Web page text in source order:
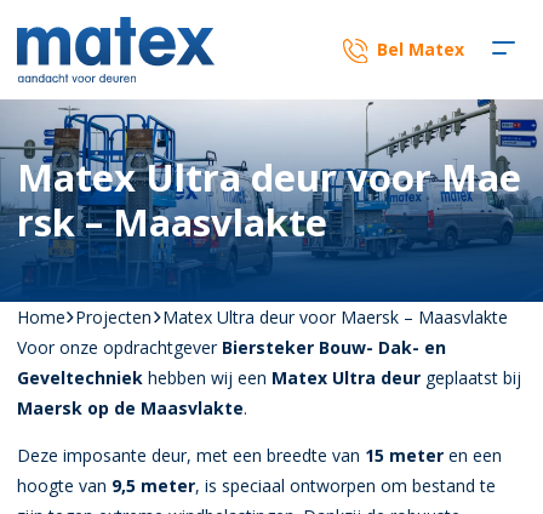
Bel Matex
Matex Ultra deur voor Mae
rsk – Maasvlakte
Home Projecten Matex Ultra deur voor Maersk – Maasvlakte
Voor onze opdrachtgever Biersteker Bouw- Dak- en
Geveltechniek hebben wij een Matex Ultra deur geplaatst bij
Maersk op de Maasvlakte.
Deze imposante deur, met een breedte van 15 meter en een
hoogte van 9,5 meter, is speciaal ontworpen om bestand te